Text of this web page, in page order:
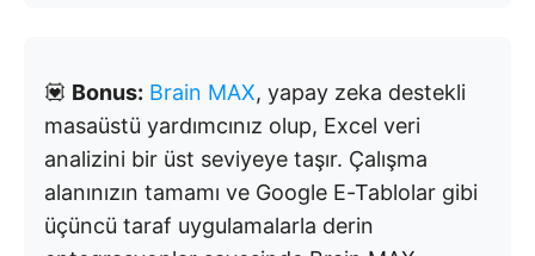
💟 Bonus: Brain MAX, yapay zeka destekli
masaüstü yardımcınız olup, Excel veri
analizini bir üst seviyeye taşır. Çalışma
alanınızın tamamı ve Google E-Tablolar gibi
üçüncü taraf uygulamalarla derin